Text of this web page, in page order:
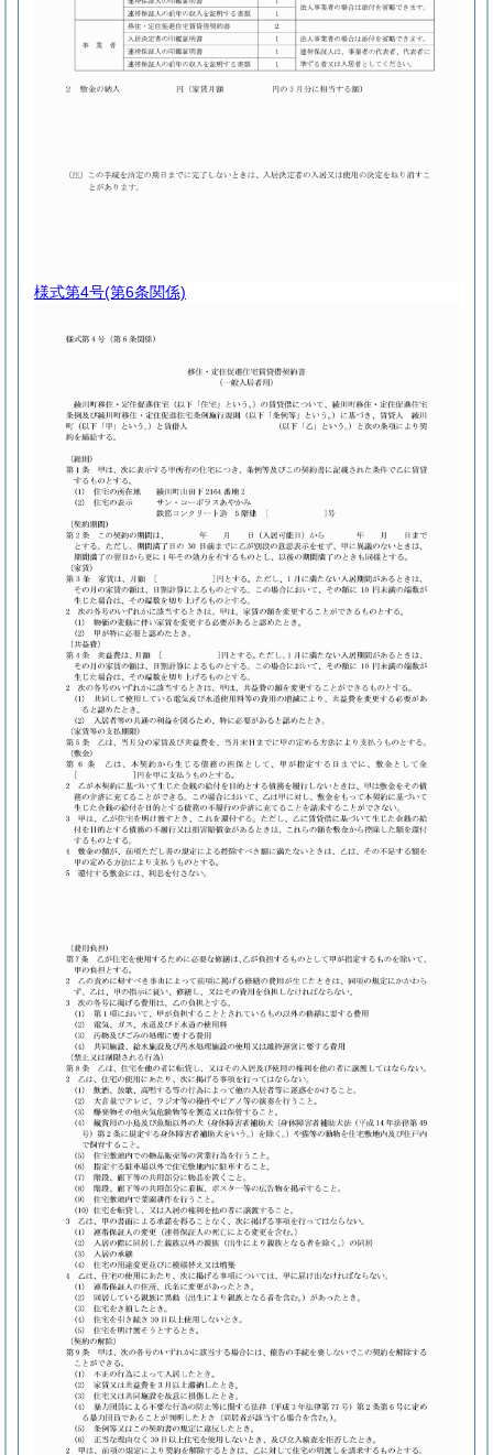
様式第4号(第6条関係)